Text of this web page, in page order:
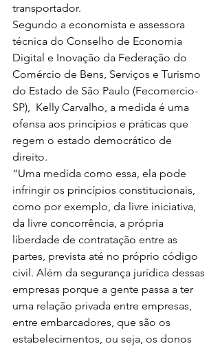
transportador.
Segundo a economista e assessora
técnica do Conselho de Economia
Digital e Inovação da Federação do
Comércio de Bens, Serviços e Turismo
do Estado de São Paulo (Fecomercio-
SP),  Kelly Carvalho, a medida é uma
ofensa aos princípios e práticas que
regem o estado democrático de
direito.
“Uma medida como essa, ela pode
infringir os princípios constitucionais,
como por exemplo, da livre iniciativa,
da livre concorrência, a própria
liberdade de contratação entre as
partes, prevista até no próprio código
civil. Além da segurança jurídica dessas
empresas porque a gente passa a ter
uma relação privada entre empresas,
entre embarcadores, que são os
estabelecimentos, ou seja, os donos